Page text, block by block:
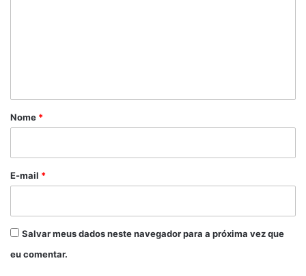
r
*
Nome *
E-mail *
Salvar meus dados neste navegador para a próxima vez que
eu comentar.